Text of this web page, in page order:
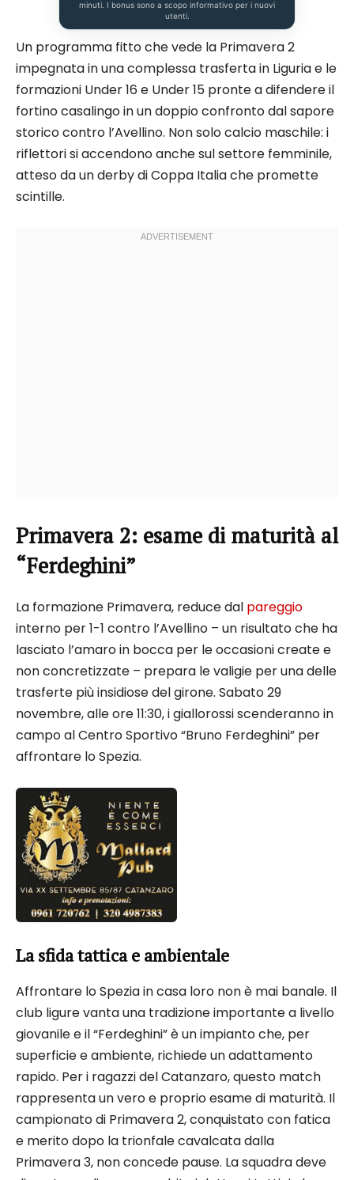
minuti. I bonus sono a scopo informativo per i nuovi
utenti.
Un programma fitto che vede la Primavera 2
impegnata in una complessa trasferta in Liguria e le
formazioni Under 16 e Under 15 pronte a difendere il
fortino casalingo in un doppio confronto dal sapore
storico contro l’Avellino. Non solo calcio maschile: i
riflettori si accendono anche sul settore femminile,
atteso da un derby di Coppa Italia che promette
scintille.
Primavera 2: esame di maturità al
“Ferdeghini”
La formazione Primavera, reduce dal pareggio
interno per 1-1 contro l’Avellino – un risultato che ha
lasciato l’amaro in bocca per le occasioni create e
non concretizzate – prepara le valigie per una delle
trasferte più insidiose del girone. Sabato 29
novembre, alle ore 11:30, i giallorossi scenderanno in
campo al Centro Sportivo “Bruno Ferdeghini” per
affrontare lo Spezia.
La sfida tattica e ambientale
Affrontare lo Spezia in casa loro non è mai banale. Il
club ligure vanta una tradizione importante a livello
giovanile e il “Ferdeghini” è un impianto che, per
superficie e ambiente, richiede un adattamento
rapido. Per i ragazzi del Catanzaro, questo match
rappresenta un vero e proprio esame di maturità. Il
campionato di Primavera 2, conquistato con fatica
e merito dopo la trionfale cavalcata dalla
Primavera 3, non concede pause. La squadra deve